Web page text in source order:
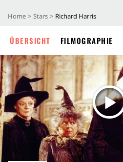
Home Stars Richard Harris
ÜBERSICHT FILMOGRAPHIE